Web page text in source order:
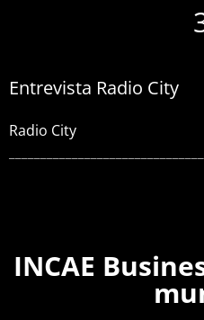
Entrevista Radio City
Radio City
INCAE